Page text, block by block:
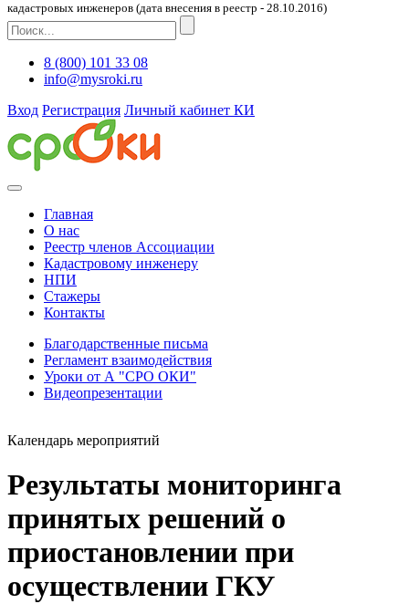
кадастровых инженеров (дата внесения в реестр - 28.10.2016)
8 (800) 101 33 08
info@mysroki.ru
Вход Регистрация Личный кабинет КИ
Главная
О нас
Реестр членов Ассоциации
Кадастровому инженеру
НПИ
Стажеры
Контакты
Благодарственные письма
Регламент взаимодействия
Уроки от А "СРО ОКИ"
Видеопрезентации
Календарь мероприятий
Результаты мониторинга
принятых решений о
приостановлении при
осуществлении ГКУ